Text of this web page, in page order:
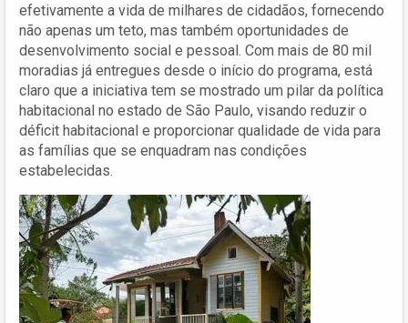
efetivamente a vida de milhares de cidadãos, fornecendo
não apenas um teto, mas também oportunidades de
desenvolvimento social e pessoal. Com mais de 80 mil
moradias já entregues desde o início do programa, está
claro que a iniciativa tem se mostrado um pilar da política
habitacional no estado de São Paulo, visando reduzir o
déficit habitacional e proporcionar qualidade de vida para
as famílias que se enquadram nas condições
estabelecidas.